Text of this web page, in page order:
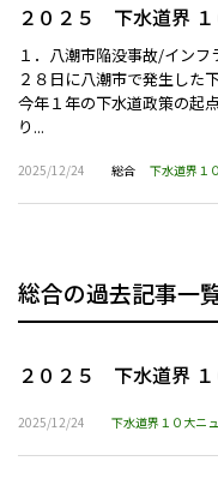
２０２５ 下水道界 １
１．八潮市陥没事故/イン
２８日に八潮市で発生した
今年１年の下水道政策の起
り...
2025/12/24 総合 下水道界１
総合の過去記事一
２０２５ 下水道界 １
2025/12/24 下水道界１０大ニ